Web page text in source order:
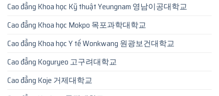
Cao đẳng Khoa học Kỹ thuật Yeungnam 영남이공대학교
Cao đẳng Khoa học Mokpo 목포과학대학교
Cao đẳng Khoa học Y tế Wonkwang 원광보건대학교
Cao đẳng Koguryeo 고구려대학교
Cao đẳng Koje 거제대학교